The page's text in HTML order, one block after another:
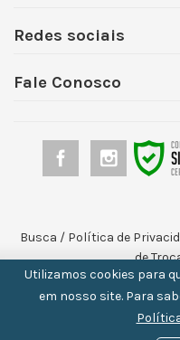
Utilizamos cookies para
em nosso site. Para
Redes sociais
Fale Conosco
Busca / Política de
de